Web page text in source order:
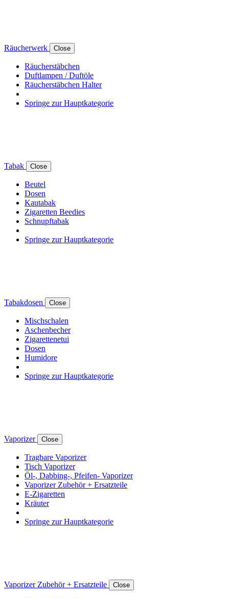
Räucherwerk Close
Räucherstäbchen
Duftlampen / Duftöle
Räucherstäbchen Halter
Springe zur Hauptkategorie
Tabak Close
Beutel
Dosen
Kautabak
Zigaretten Beedies
Schnupftabak
Springe zur Hauptkategorie
Tabakdosen Close
Mischschalen
Aschenbecher
Zigarettenetui
Dosen
Humidore
Springe zur Hauptkategorie
Vaporizer Close
Tragbare Vaporizer
Tisch Vaporizer
Öl-, Dabbing-, Pfeifen- Vaporizer
Vaporizer Zubehör + Ersatzteile
E-Zigaretten
Kräuter
Springe zur Hauptkategorie
Vaporizer Zubehör + Ersatzteile Close